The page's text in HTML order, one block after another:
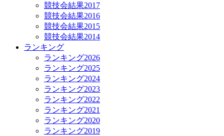
競技会結果2017
競技会結果2016
競技会結果2015
競技会結果2014
ランキング
ランキング2026
ランキング2025
ランキング2024
ランキング2023
ランキング2022
ランキング2021
ランキング2020
ランキング2019